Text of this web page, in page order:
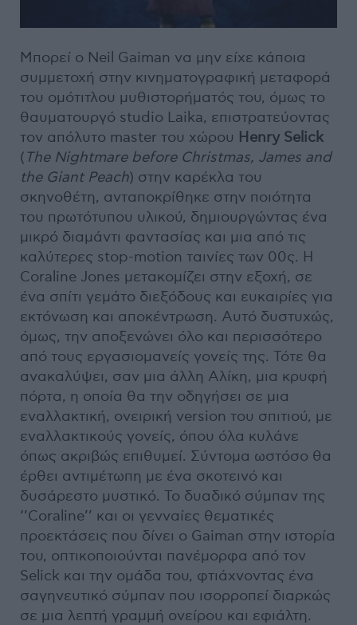
Μπορεί ο Neil Gaiman να μην είχε κάποια
συμμετοχή στην κινηματογραφική μεταφορά
του ομότιτλου μυθιστορήματός του, όμως το
θαυματουργό studio Laika, επιστρατεύοντας
τον απόλυτο master του χώρου Henry Selick
( The Nightmare before Christmas, James and
the Giant Peach) στην καρέκλα του
σκηνοθέτη, ανταποκρίθηκε στην ποιότητα
του πρωτότυπου υλικού, δημιουργώντας ένα
μικρό διαμάντι φαντασίας και μια από τις
καλύτερες stop-motion ταινίες των 00ς. Η
Coraline Jones μετακομίζει στην εξοχή, σε
ένα σπίτι γεμάτο διεξόδους και ευκαιρίες για
εκτόνωση και αποκέντρωση. Αυτό δυστυχώς,
όμως, την αποξενώνει όλο και περισσότερο
από τους εργασιομανείς γονείς της. Τότε θα
ανακαλύψει, σαν μια άλλη Αλίκη, μια κρυφή
πόρτα, η οποία θα την οδηγήσει σε μια
εναλλακτική, ονειρική version του σπιτιού, με
εναλλακτικούς γονείς, όπου όλα κυλάνε
όπως ακριβώς επιθυμεί. Σύντομα ωστόσο θα
έρθει αντιμέτωπη με ένα σκοτεινό και
δυσάρεστο μυστικό. Το δυαδικό σύμπαν της
‘’Coraline’’ και οι γενναίες θεματικές
προεκτάσεις που δίνει ο Gaiman στην ιστορία
του, οπτικοποιούνται πανέμορφα από τον
Selick και την ομάδα του, φτιάχνοντας ένα
σαγηνευτικό σύμπαν που ισορροπεί διαρκώς
σε μια λεπτή γραμμή ονείρου και εφιάλτη.